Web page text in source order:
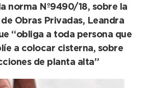
norma Nº9490/18, sobre la
Obras Privadas, Leandra
“obliga a toda persona que
a colocar cisterna, sobre
de planta alta”